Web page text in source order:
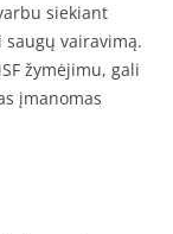
siekiant
vairavimą.
žymėjimu, gali
įmanomas